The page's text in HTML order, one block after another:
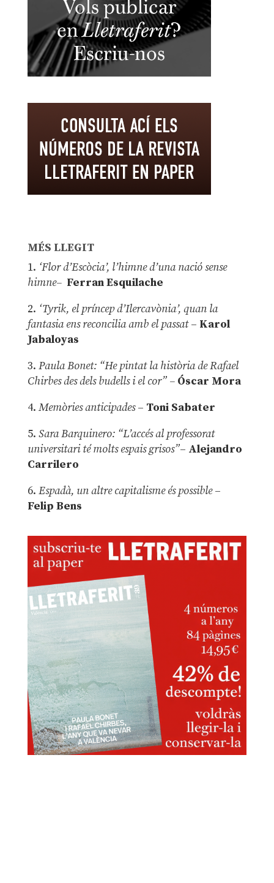
MÉS LLEGIT
1. ‘Flor d’Escòcia’, l’himne d’una nació sense
himne– Ferran Esquilache
2. ‘Tyrik, el príncep d’Ilercavònia’, quan la
fantasia ens reconcilia amb el passat– Karol
Jabaloyas
3. Paula Bonet: “He pintat la història de Rafael
Chirbes des dels budells i el cor” –Óscar Mora
4. Memòries anticipades– Toni Sabater
5. Sara Barquinero: “L’accés al professorat
universitari té molts espais grisos”– Alejandro
Carrilero
6. Espadà, un altre capitalisme és possible –
Felip Bens